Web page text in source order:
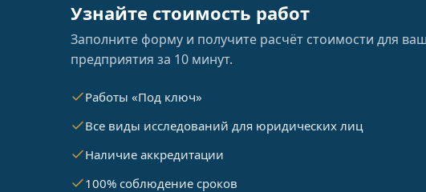
Узнайте стоимость работ
Заполните форму и получите расчёт стоимости для
предприятия за 10 минут.
Работы «Под ключ»
Все виды исследований для юридических лиц
Наличие аккредитации
100% соблюдение сроков